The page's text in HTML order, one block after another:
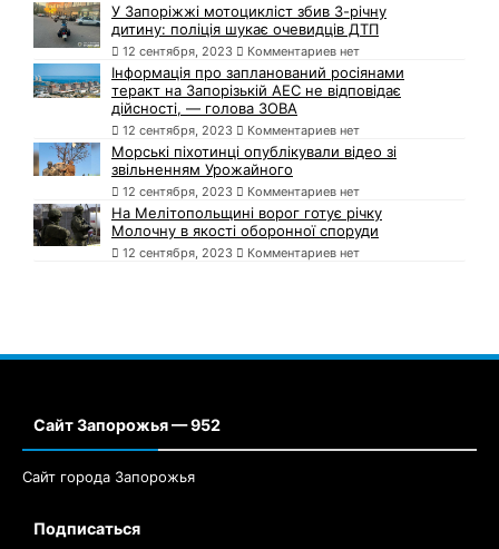
У Запоріжжі мотоцикліст збив 3-річну
дитину: поліція шукає очевидців ДТП
12 сентября, 2023 Комментариев нет
Інформація про запланований росіянами
теракт на Запорізькій АЕС не відповідає
дійсності, — голова ЗОВА
12 сентября, 2023 Комментариев нет
Морські піхотинці опублікували відео зі
звільненням Урожайного
12 сентября, 2023 Комментариев нет
На Мелітопольщині ворог готує річку
Молочну в якості оборонної споруди
12 сентября, 2023 Комментариев нет
Сайт Запорожья — 952
Сайт города Запорожья
Подписаться